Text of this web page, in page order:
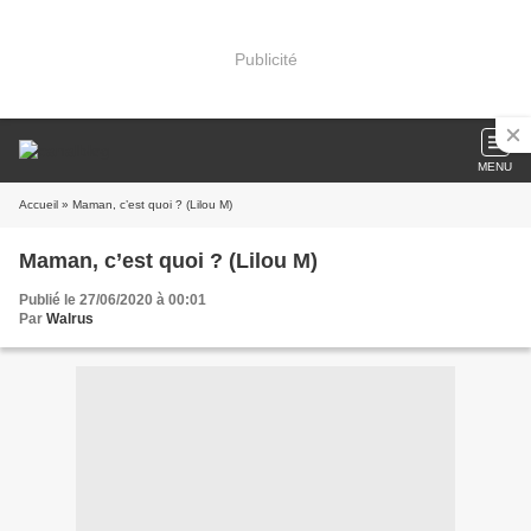
Publicité
MENU
Accueil » Maman, c’est quoi ? (Lilou M)
Maman, c’est quoi ? (Lilou M)
Publié le 27/06/2020 à 00:01
Par Walrus